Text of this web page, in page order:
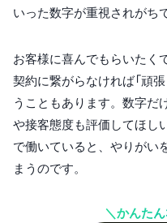
いった数字が重視されがち
お客様に喜んでもらいたく
契約に繋がらなければ「頑
うこともあります。数字だ
や接客態度も評価してほし
で働いていると、やりがい
まうのです。
＼かんた